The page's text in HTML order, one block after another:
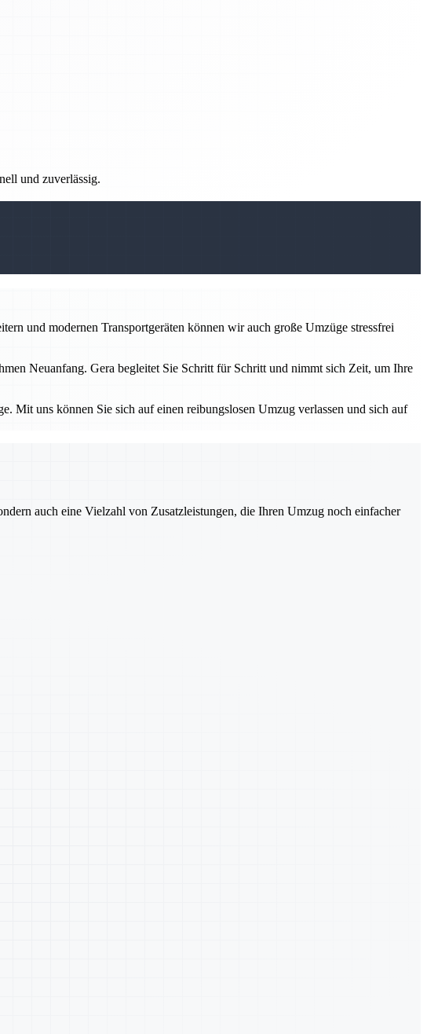
und zuverlässig.
und modernen Transportgeräten können wir auch große Umzüge stressfrei
Neuanfang. Gera begleitet Sie Schritt für Schritt und nimmt sich Zeit, um Ihre
Mit uns können Sie sich auf einen reibungslosen Umzug verlassen und sich auf
auch eine Vielzahl von Zusatzleistungen, die Ihren Umzug noch einfacher